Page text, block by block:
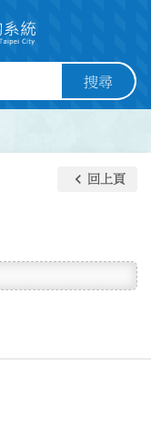
搜尋
keyboard_arrow_left 回上頁